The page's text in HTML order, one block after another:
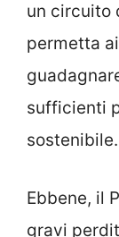
un circuito
permetta
sufficienti
sostenibile.
Ebbene, il
gravi